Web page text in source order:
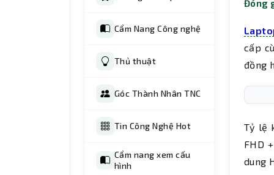
Cẩm Nang Công nghệ
Thủ thuật
Góc Thành Nhân TNC
Tin Công Nghệ Hot
Cẩm nang xem cấu
hình
Đóng
cấp
đồng
Tỷ lệ
FHD
dung